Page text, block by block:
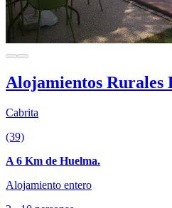
Alojamientos Rurales
Cabrita
(39)
A 6 Km de Huelma.
Alojamiento entero